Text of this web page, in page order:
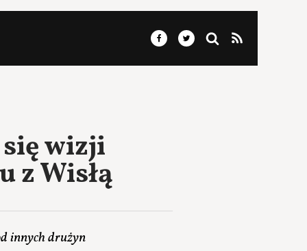
wizji
z Wisłą
innych drużyn